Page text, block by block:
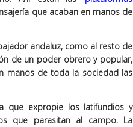
que acaban en manos de
andaluz, como al resto de
de un poder obrero y popular,
manos de toda la sociedad las
que expropie los latifundios y
que parasitan al campo. La